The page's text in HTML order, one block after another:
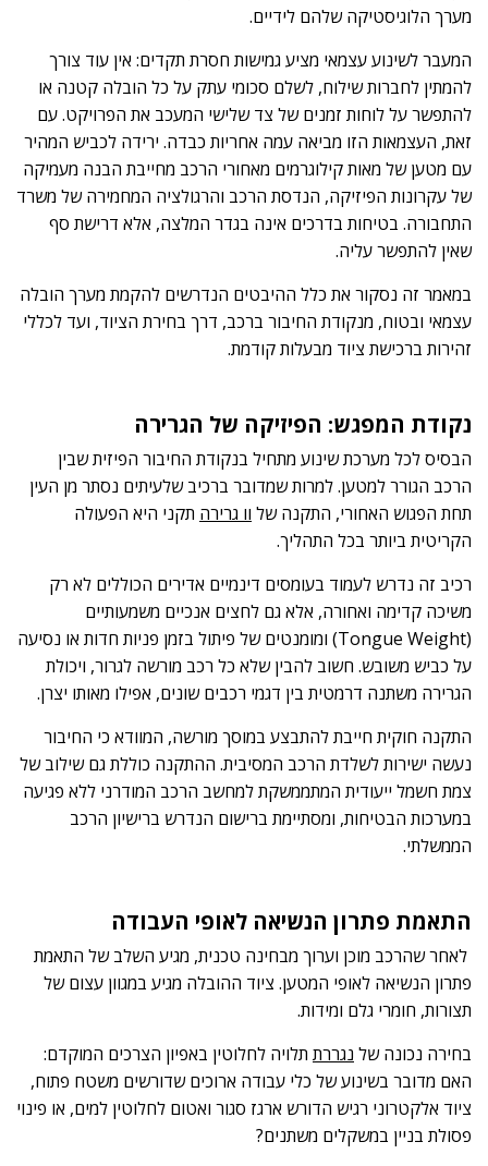
מערך הלוגיסטיקה שלהם לידיים.
המעבר לשינוע עצמאי מציע גמישות חסרת תקדים: אין עוד צורך
להמתין לחברות שילוח, לשלם סכומי עתק על כל הובלה קטנה או
להתפשר על לוחות זמנים של צד שלישי המעכב את הפרויקט. עם
זאת, העצמאות הזו מביאה עמה אחריות כבדה. ירידה לכביש המהיר
עם מטען של מאות קילוגרמים מאחורי הרכב מחייבת הבנה מעמיקה
של עקרונות הפיזיקה, הנדסת הרכב והרגולציה המחמירה של משרד
התחבורה. בטיחות בדרכים אינה בגדר המלצה, אלא דרישת סף
שאין להתפשר עליה.
במאמר זה נסקור את כלל ההיבטים הנדרשים להקמת מערך הובלה
עצמאי ובטוח, מנקודת החיבור ברכב, דרך בחירת הציוד, ועד לכללי
זהירות ברכישת ציוד מבעלות קודמת.
נקודת המפגש: הפיזיקה של הגרירה
הבסיס לכל מערכת שינוע מתחיל בנקודת החיבור הפיזית שבין
הרכב הגורר למטען. למרות שמדובר ברכיב שלעיתים נסתר מן העין
תחת הפגוש האחורי, התקנה של וו גרירה תקני היא הפעולה
הקריטית ביותר בכל התהליך.
רכיב זה נדרש לעמוד בעומסים דינמיים אדירים הכוללים לא רק
משיכה קדימה ואחורה, אלא גם לחצים אנכיים משמעותיים
(Tongue Weight) ומומנטים של פיתול בזמן פניות חדות או נסיעה
על כביש משובש. חשוב להבין שלא כל רכב מורשה לגרור, ויכולת
הגרירה משתנה דרמטית בין דגמי רכבים שונים, אפילו מאותו יצרן.
התקנה חוקית חייבת להתבצע במוסך מורשה, המוודא כי החיבור
נעשה ישירות לשלדת הרכב המסיבית. ההתקנה כוללת גם שילוב של
צמת חשמל ייעודית המתממשקת למחשב הרכב המודרני ללא פגיעה
במערכות הבטיחות, ומסתיימת ברישום הנדרש ברישיון הרכב
הממשלתי.
התאמת פתרון הנשיאה לאופי העבודה
לאחר שהרכב מוכן וערוך מבחינה טכנית, מגיע השלב של התאמת
פתרון הנשיאה לאופי המטען. ציוד ההובלה מגיע במגוון עצום של
תצורות, חומרי גלם ומידות.
בחירה נכונה של נגררת תלויה לחלוטין באפיון הצרכים המוקדם:
האם מדובר בשינוע של כלי עבודה ארוכים שדורשים משטח פתוח,
ציוד אלקטרוני רגיש הדורש ארגז סגור ואטום לחלוטין למים, או פינוי
פסולת בניין במשקלים משתנים?